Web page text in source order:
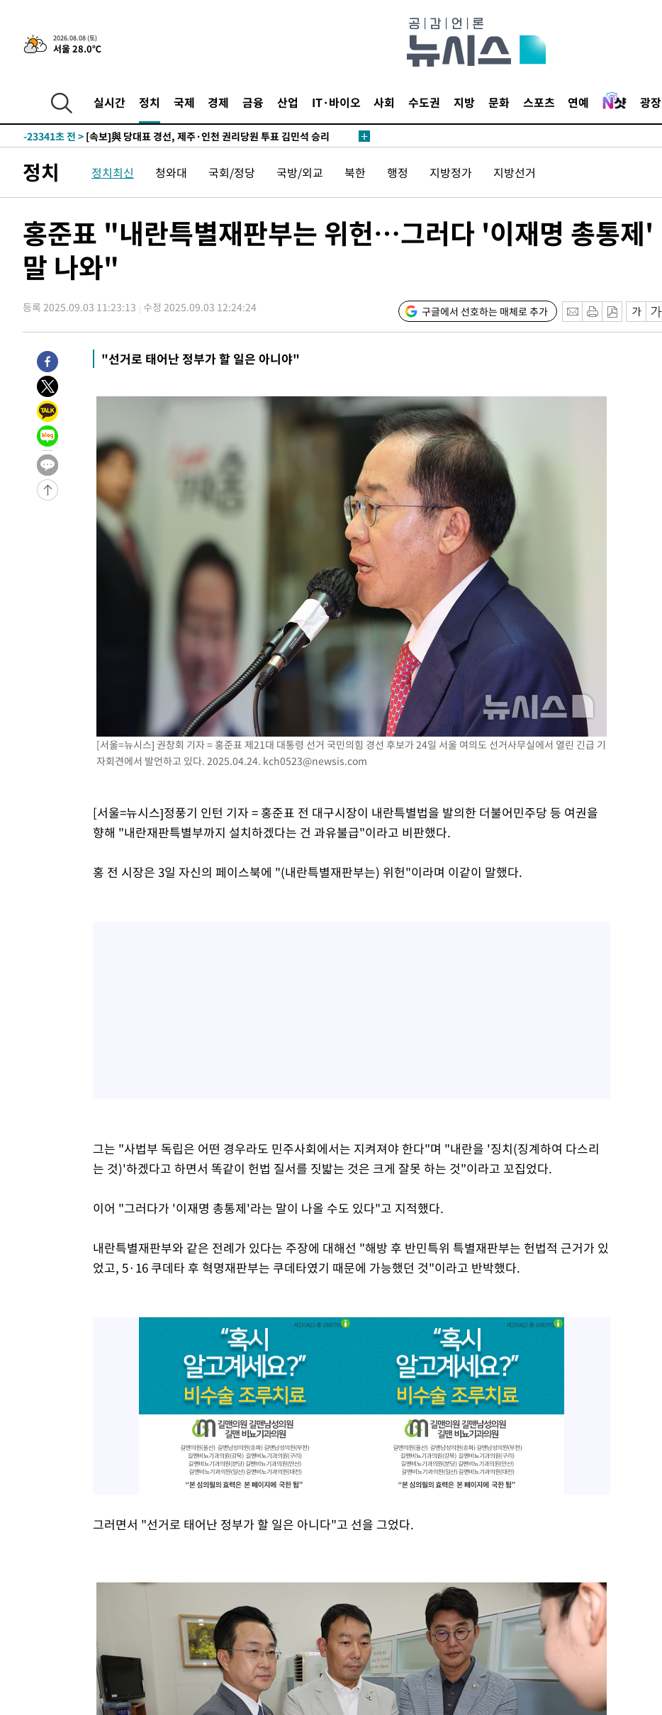
2026.08.08 (토)
서울 28.0℃
실시간 정치 국제 경제 금융 산업 IT·바이오 사회 수도권 지방 문화 스포츠 연예 광장
-24637초 전 >[속보]與최고위원 제주·인천 순회경선…박선원·최민희·서미화·
한민수·김용 순
-24590초 전 >[속보]김민석, 與 전대 당원투표 누적 득표율 45.42%로 1위… 정
42.08%·宋 10.17%
-23406초 전 >
이강인 "아틀레티코 이적 기뻐…등번호 7번 의미보단 팀 위해 뛸
-23341초 전 >
-17115초 전 > 낮 최고 35도 '무더위'…동해안 시간당 30㎜ '강한 비'[내일날씨]
틀레티코 이적"
-16167초 전 >
수도권 40도 육박 '펄펄'…동해안 일부 지역엔 호의주의보
-15136초 전 >온열질환 사망자 3명 늘어…누적 환자 3000명 돌파
-5188초 전 >백운산서 80년근 천종산삼 9뿌리 발견…감정가 1.3억원
-2898초 전 > 선재도서 해루질 나섰다 실종 60대, 닷새 만에 숨진 채 발견
-432초 전 >
남자 농구, 나고야 아시안게임서 '홈팀' 일본과 한일전
1시간 전 >극한폭염 한풀 꺾이지만…'낮 최고 35도' 무더위, 열대야 계속[다음주
날씨]
1시간 전 >축구협회 "압수수색·성접대 논란 사과…쇄신의 기회로 삼겠다"
2시간 전 >
[속보]'압수수색·성접대 논란' 축구협회 "실망과 걱정 안겨드려 죄송"
5시간 전 >
7시간 전 >
[속보]뉴욕증시 상승 마감…S&P 0.6% 나스닥 1.3%↑
-24637초 전 >
[속보]與최고위원 제주·인천 순회경선…박선원·최민희·서미화·
한민수·김용 순
-24590초 전 >
[속보]김민석, 與 전대 당원투표 누적 득표율 45.42%로 1위… 정
청래 44.56%
-23872초 전 >
[속보]與 대표 경선 제주·인천 당원투표…金 47.75%·鄭
42.08%·宋 10.17%
-23406초 전 >
이강인 "아틀레티코 이적 기뻐…등번호 7번 의미보단 팀 위해 뛸
것"
-23341초 전 >
[속보]與 당대표 경선, 제주·인천 권리당원 투표 김민석 승리
낮 최고 35도 '무더위'…동해안 시간당 30㎜ '강한 비'[내일날씨]
[속보]이강인 "감독님이 원하는 마음 느꼈고, 많은 트로피 원해 아
수도권 40도 육박 '펄펄'…동해안 일부 지역엔 호의주의보
온열질환 사망자 3명 늘어…누적 환자 3000명 돌파
강릉에 시간당 81.4㎜ 물폭탄…도로 잠기고 담벼락 붕괴
백운산서 80년근 천종산삼 9뿌리 발견…감정가 1.3억원
선재도서 해루질 나섰다 실종 60대, 닷새 만에 숨진 채 발견
남자 농구, 나고야 아시안게임서 '홈팀' 일본과 한일전
여수 오동도 해상서 모터보트 전복…1명 사망·1명 실종
극한폭염 한풀 꺾이지만…'낮 최고 35도' 무더위, 열대야 계속[다음주
축구협회 "압수수색·성접대 논란 사과…쇄신의 기회로 삼겠다"
[속보]'압수수색·성접대 논란' 축구협회 "실망과 걱정 안겨드려 죄송"
'최고 37도' 폭염 지속…강원동해안 최대 150㎜ 비
정치 정치최신 청와대 국회/정당 국방/외교 북한 행정 지방정가 지방선거
홍준표 "내란특별재판부는 위헌…그러다 '이재명 총통제'
말 나와"
등록 2025.09.03 11:23:13 수정 2025.09.03 12:24:24 구글에서 선호하는 매체로 추가
"선거로 태어난 정부가 할 일은 아니야"
[서울=뉴시스] 권창회 기자 = 홍준표 제21대 대통령 선거 국민의힘 경선 후보가 24일 서울 여의도 선거사무실에서 열린 긴급 기
자회견에서 발언하고 있다. 2025.04.24. kch0523@newsis.com
[서울=뉴시스]정풍기 인턴 기자 = 홍준표 전 대구시장이 내란특별법을 발의한 더불어민주당 등 여권을
향해 "내란재판특별부까지 설치하겠다는 건 과유불급"이라고 비판했다.
홍 전 시장은 3일 자신의 페이스북에 "(내란특별재판부는) 위헌"이라며 이같이 말했다.
그는 "사법부 독립은 어떤 경우라도 민주사회에서는 지켜져야 한다"며 "내란을 '징치(징계하여 다스리
는 것)'하겠다고 하면서 똑같이 헌법 질서를 짓밟는 것은 크게 잘못 하는 것"이라고 꼬집었다.
이어 "그러다가 '이재명 총통제'라는 말이 나올 수도 있다"고 지적했다.
내란특별재판부와 같은 전례가 있다는 주장에 대해선 "해방 후 반민특위 특별재판부는 헌법적 근거가 있
었고, 5·16 쿠데타 후 혁명재판부는 쿠데타였기 때문에 가능했던 것"이라고 반박했다.
그러면서 "선거로 태어난 정부가 할 일은 아니다"고 선을 그었다.